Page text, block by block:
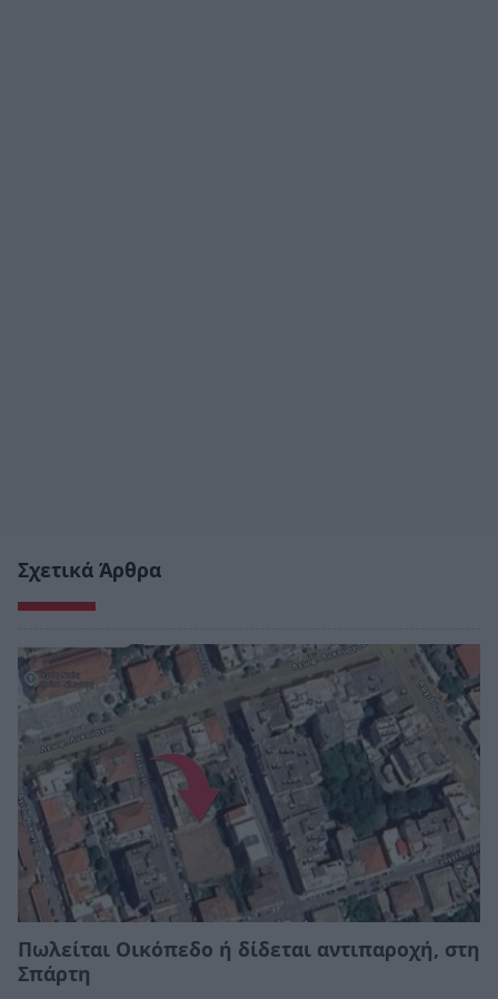
Σχετικά Άρθρα
Πωλείται Οικόπεδο ή δίδεται αντιπαροχή, στη
Σπάρτη